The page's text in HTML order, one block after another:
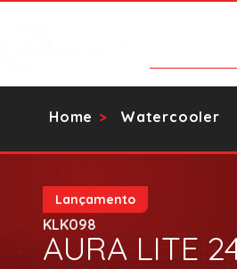
>
Home Watercooler
AURA LITE
KLK098
Lançamento